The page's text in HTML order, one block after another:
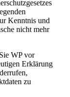
Kenntnis und
nicht mehr
WP vor
Erklärung
zu